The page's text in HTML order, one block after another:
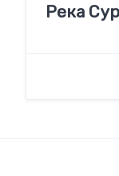
Река